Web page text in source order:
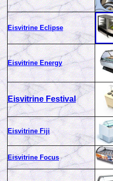
Eisvitrine Eclipse
Eisvitrine Energy
Eisvitrine Festival
Eisvitrine Fiji
Eisvitrine Focus